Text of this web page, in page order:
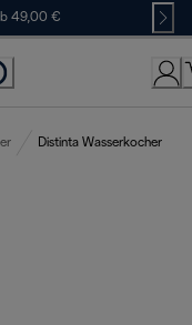
49,00 €
Distinta Wasserkocher